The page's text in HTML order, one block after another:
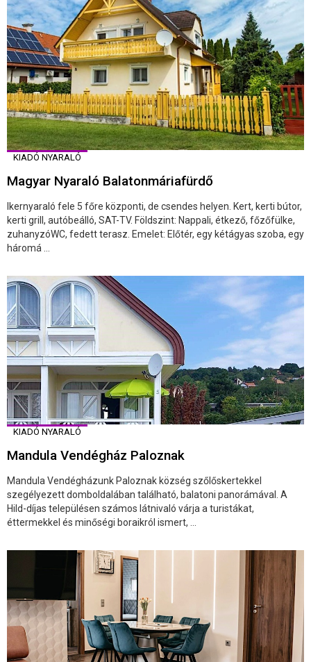
KIADÓ NYARALÓ
Magyar Nyaraló Balatonmáriafürdő
Ikernyaraló fele 5 főre központi, de csendes helyen. Kert, kerti bútor,
kerti grill, autóbeálló, SAT-TV. Földszint: Nappali, étkező, főzőfülke,
zuhanyzóWC, fedett terasz. Emelet: Előtér, egy kétágyas szoba, egy
háromá ...
KIADÓ NYARALÓ
Mandula Vendégház Paloznak
Mandula Vendégházunk Paloznak község szőlőskertekkel
szegélyezett domboldalában található, balatoni panorámával. A
Hild-díjas településen számos látnivaló várja a turistákat,
éttermekkel és minőségi boraikról ismert, ...